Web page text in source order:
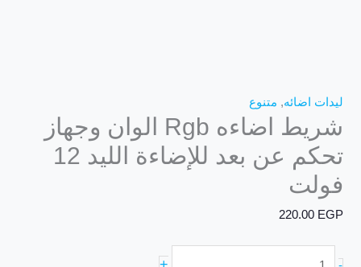
ليدات اضائه, متنوع
شريط اضاءه Rgb الوان وجهاز
تحكم عن بعد للإضاءة الليد 12
فولت
220.00 EGP